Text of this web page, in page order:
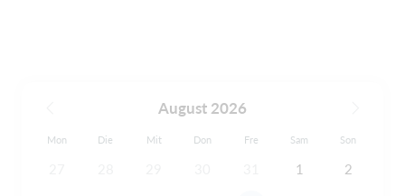
August 2026
Mon Die Mit Don Fre Sam Son
1 2